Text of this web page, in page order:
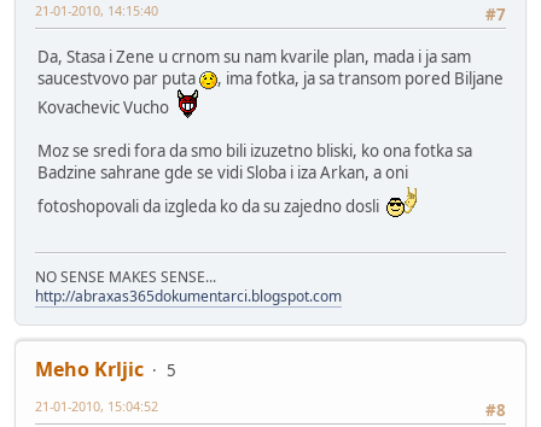
#7
21-01-2010, 14:15:40
Da, Stasa i Zene u crnom su nam kvarile plan, mada i ja sam
saucestvovo par puta
, ima fotka, ja sa transom pored Biljane
Kovachevic Vucho
Moz se sredi fora da smo bili izuzetno bliski, ko ona fotka sa
Badzine sahrane gde se vidi Sloba i iza Arkan, a oni
fotoshopovali da izgleda ko da su zajedno dosli
NO SENSE MAKES SENSE...
http://abraxas365dokumentarci.blogspot.com
Meho Krljic
5
#8
21-01-2010, 15:04:52